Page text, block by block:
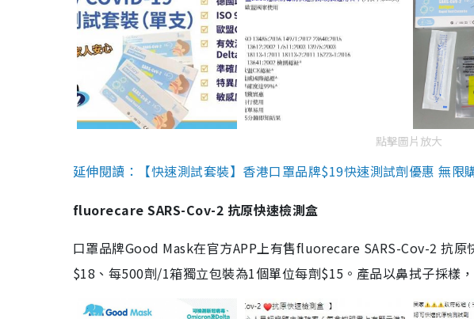
點擊圖片放大
延伸閱讀：【快速測試套裝】香港口罩品牌$19快速測試劑優惠 無
fluorecare SARS-Cov-2 抗原快速檢測盒
口罩品牌Good Mask在官方APP上有售fluorecare SARS-Cov-2 抗
$18、每500劑/1箱獨立包裝為1個單位每劑$15。產品以鼻拭子採樣